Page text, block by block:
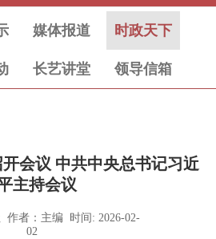
媒体报道 时政天下
长艺讲堂 领导信箱
会议 中共中央总书记习近
主持会议
作者：主编 时间: 2026-02-
02